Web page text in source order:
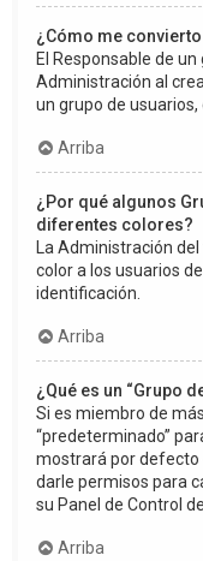
¿Cómo me
El Responsable de
Administración al
un grupo de
Arriba
¿Por qué algunos
diferentes colores?
La Administración
color a los usuarios
identificación.
Arriba
¿Qué es un “Grupo
Si es miembro de
“predeterminado”
mostrará por defecto
darle permisos para
su Panel de Control
Arriba